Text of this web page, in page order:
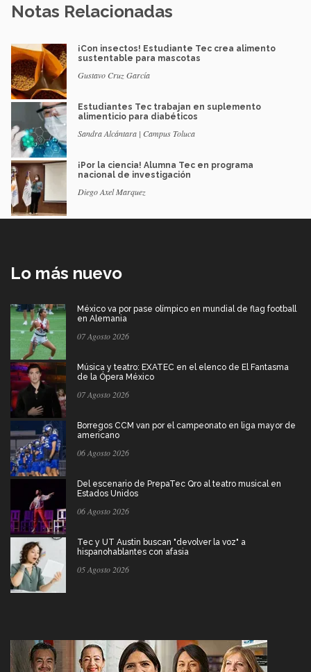
Notas Relacionadas
¡Con insectos! Estudiante Tec crea alimento
sustentable para mascotas
Gustavo Cruz García
Estudiantes Tec trabajan en suplemento
alimenticio para diabéticos
Sandra Alcántara | Campus Toluca
¡Por la ciencia! Alumna Tec en programa
nacional de investigación
Diego Axel Marquez
Lo más nuevo
México va por pase olímpico en mundial de flag football
en Alemania
07 Agosto 2026
Música y teatro: EXATEC en el elenco de El Fantasma
de la Ópera México
07 Agosto 2026
Borregos CCM van por el campeonato en liga mayor de
americano
06 Agosto 2026
Del escenario de PrepaTec Qro al teatro musical en
Estados Unidos
06 Agosto 2026
Tec y UT Austin buscan "devolver la voz" a
hispanohablantes con afasia
05 Agosto 2026